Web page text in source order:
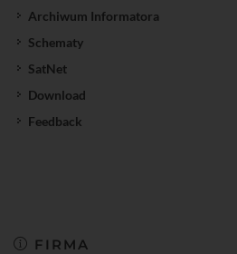
Archiwum Informatora
Schematy
SatNet
Download
Feedback
FIRMA